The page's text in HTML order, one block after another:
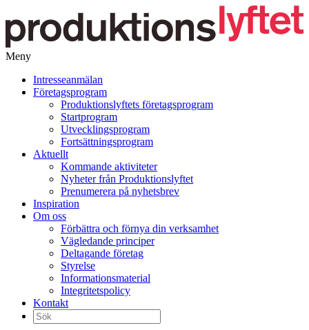
Meny
vidare
Intresseanmälan
Företagsprogram
Produktionslyftets företagsprogram
Startprogram
Utvecklingsprogram
Fortsättningsprogram
Aktuellt
Kommande aktiviteter
Nyheter från Produktionslyftet
Prenumerera på nyhetsbrev
Inspiration
Om oss
Förbättra och förnya din verksamhet
Vägledande principer
Deltagande företag
Styrelse
Informationsmaterial
Integritetspolicy
Kontakt
Sök
efter: